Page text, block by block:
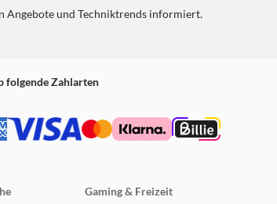
Angebote und Techniktrends informiert.
folgende Zahlarten
Gaming & Freizeit